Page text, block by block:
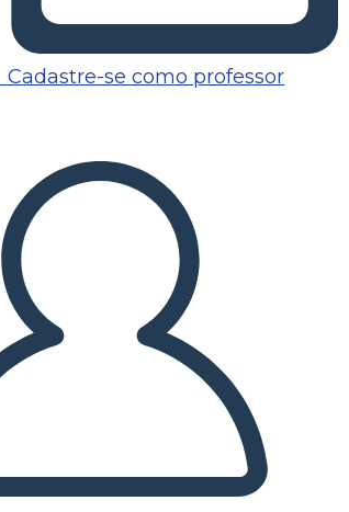
Cadastre-se como professor